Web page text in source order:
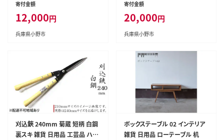
寄付金額
12,000円
兵庫県小野市
寄付金額
20,000円
兵庫県小野市
刈込鋏 240mm 菊蔵 短柄 白鋼
裏スキ 雑貨 日用品 工芸品 ハサ
ボックステーブル 02 インテリア
雑貨 日用品 ローテーブル 机